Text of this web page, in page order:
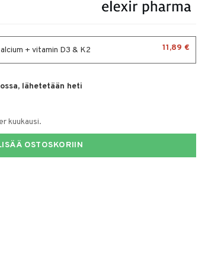
+ vitamin D3 & K2 11,89 €
lähetetään heti
kuukausi.
OSTOSKORIIN